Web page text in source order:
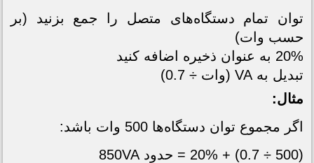
توان تمام دستگاه‌های متصل را جمع بزنید (بر
حسب وات)
20% به عنوان ذخیره اضافه کنید
تبدیل به VA (وات ÷ 0.7)
مثال:
اگر مجموع توان دستگاه‌ها 500 وات باشد:
(500 ÷ 0.7) + 20% = حدود 850VA